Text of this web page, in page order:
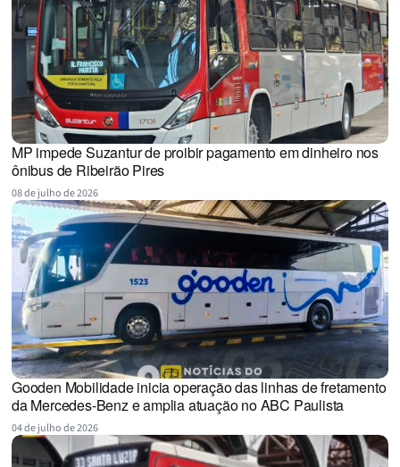
MP impede Suzantur de proibir pagamento em dinheiro nos
ônibus de Ribeirão Pires
08 de julho de 2026
Gooden Mobilidade inicia operação das linhas de fretamento
da Mercedes-Benz e amplia atuação no ABC Paulista
04 de julho de 2026